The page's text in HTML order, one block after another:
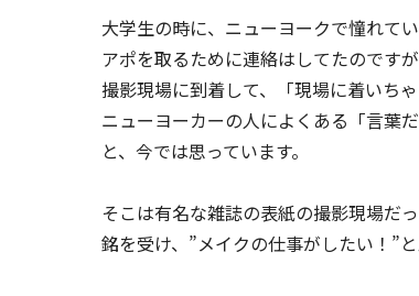
大学生の時に、ニューヨークで憧れて
アポを取るために連絡はしてたのです
撮影現場に到着して、「現場に着いち
ニューヨーカーの人によくある「言葉
と、今では思っています。
そこは有名な雑誌の表紙の撮影現場だ
銘を受け、”メイクの仕事がしたい！”